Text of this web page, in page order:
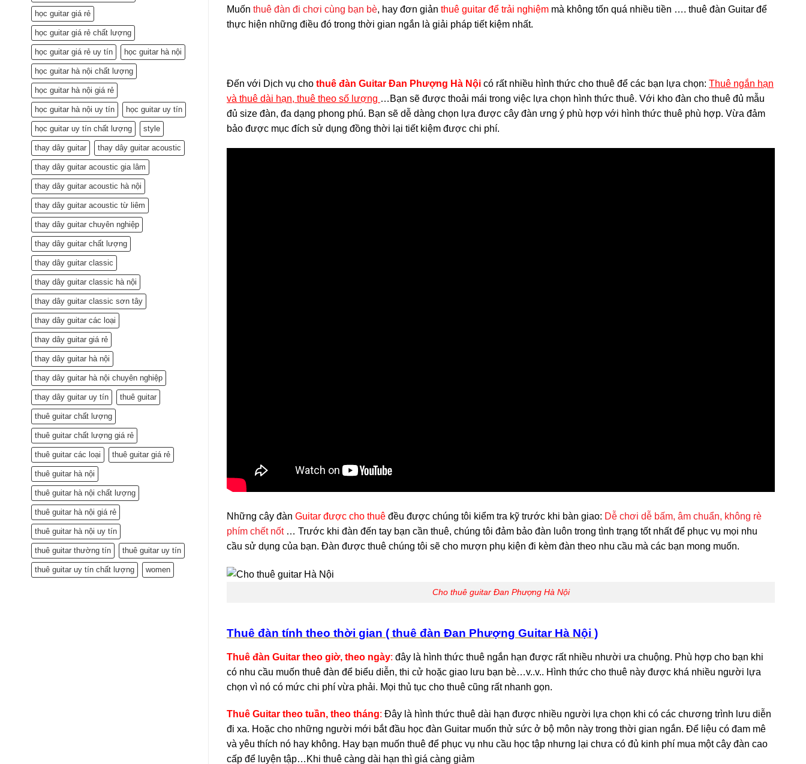
học guitar giá rẻ
học guitar giá rẻ chất lượng
học guitar giá rẻ uy tín học guitar hà nội
học guitar hà nội chất lượng
học guitar hà nội giá rẻ
học guitar hà nội uy tín học guitar uy tín
học guitar uy tín chất lượng style
thay dây guitar thay dây guitar acoustic
thay dây guitar acoustic gia lâm
thay dây guitar acoustic hà nội
thay dây guitar acoustic từ liêm
thay dây guitar chuyên nghiệp
thay dây guitar chất lượng
thay dây guitar classic
thay dây guitar classic hà nội
thay dây guitar classic sơn tây
thay dây guitar các loại
thay dây guitar giá rẻ
thay dây guitar hà nội
thay dây guitar hà nội chuyên nghiệp
thay dây guitar uy tín thuê guitar
thuê guitar chất lượng
thuê guitar chất lượng giá rẻ
thuê guitar các loại thuê guitar giá rẻ
thuê guitar hà nội
thuê guitar hà nội chất lượng
thuê guitar hà nội giá rẻ
thuê guitar hà nội uy tín
thuê guitar thường tín thuê guitar uy tín
thuê guitar uy tín chất lượng women
Muốn thuê đàn đi chơi cùng bạn bè, hay đơn giản thuê guitar để trải nghiệm mà không tốn quá nhiều tiền …. thuê đàn Guitar để
thực hiện những điều đó trong thời gian ngắn là giải pháp tiết kiệm nhất.
Đến với Dịch vụ cho thuê đàn Guitar Đan Phượng Hà Nội có rất nhiều hình thức cho thuê để các bạn lựa chọn: Thuê ngắn hạn
và thuê dài hạn, thuê theo số lượng …Bạn sẽ được thoải mái trong việc lựa chọn hình thức thuê. Với kho đàn cho thuê đủ mẫu
đủ size đàn, đa dạng phong phú. Bạn sẽ dễ dàng chọn lựa được cây đàn ưng ý phù hợp với hình thức thuê phù hợp. Vừa đảm
bảo được mục đích sử dụng đồng thời lại tiết kiệm được chi phí.
Những cây đàn Guitar được cho thuê đều được chúng tôi kiểm tra kỹ trước khi bàn giao: Dễ chơi dễ bấm, âm chuẩn, không rè
phím chết nốt… Trước khi đàn đến tay bạn cần thuê, chúng tôi đảm bảo đàn luôn trong tình trạng tốt nhất để phục vụ mọi nhu
cầu sử dụng của bạn. Đàn được thuê chúng tôi sẽ cho mượn phụ kiện đi kèm đàn theo nhu cầu mà các bạn mong muốn.
Cho thuê guitar Đan Phượng Hà Nội
Thuê đàn tính theo thời gian ( thuê đàn Đan Phượng Guitar Hà Nội )
Thuê đàn Guitar theo giờ, theo ngày: đây là hình thức thuê ngắn hạn được rất nhiều nhười ưa chuộng. Phù hợp cho bạn khi
có nhu cầu muốn thuê đàn để biểu diễn, thi cử hoặc giao lưu bạn bè…v..v.. Hình thức cho thuê này được khá nhiều người lựa
chọn vì nó có mức chi phí vừa phải. Mọi thủ tục cho thuê cũng rất nhanh gọn.
Thuê Guitar theo tuần, theo tháng: Đây là hình thức thuê dài hạn được nhiều người lựa chọn khi có các chương trình lưu diễn
đi xa. Hoặc cho những người mới bắt đầu học đàn Guitar muốn thử sức ở bộ môn này trong thời gian ngắn. Để liệu có đam mê
và yêu thích nó hay không. Hay bạn muốn thuê để phục vụ nhu cầu học tập nhưng lại chưa có đủ kinh phí mua một cây đàn cao
cấp để luyện tập…Khi thuê càng dài hạn thì giá càng giảm